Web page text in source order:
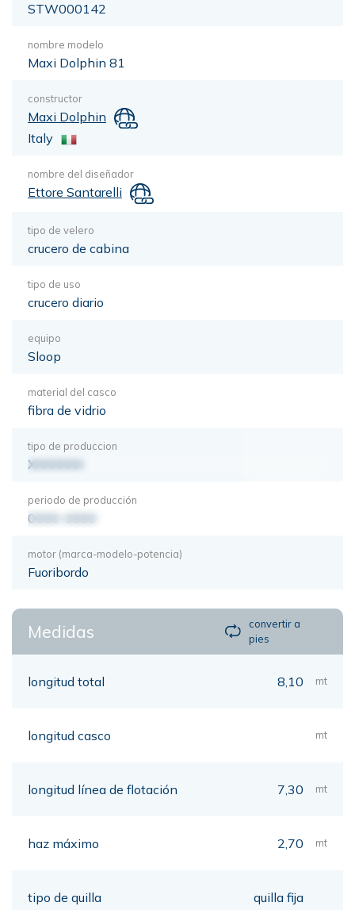
STW000142
nombre modelo
Maxi Dolphin 81
constructor
Maxi Dolphin
Italy
nombre del diseñador
Ettore Santarelli
tipo de velero
crucero de cabina
tipo de uso
crucero diario
equipo
Sloop
material del casco
fibra de vidrio
tipo de produccion
XXXXXXX
periodo de producción
0000-0000
motor (marca-modelo-potencia)
Fuoribordo
Medidas
convertir a
pies
longitud total 8,10 mt
longitud casco mt
longitud línea de flotación 7,30 mt
haz máximo 2,70 mt
tipo de quilla quilla fija